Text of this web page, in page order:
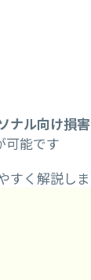
ナル向け損
可能です
く解説しま